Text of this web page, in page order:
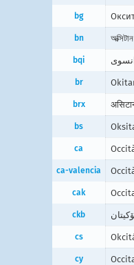
bg
bn অক্সিটান
bqi
br
brx
bs
ca
ca-valencia
cak
ckb
cs
cy